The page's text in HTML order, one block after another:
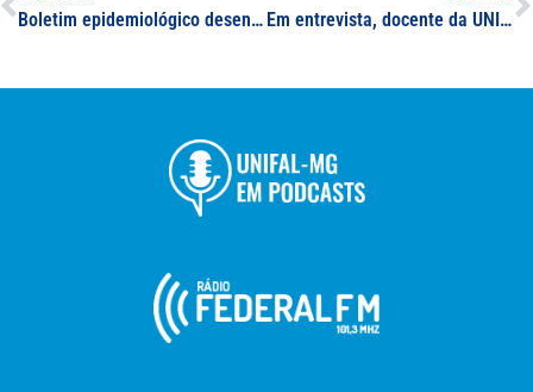
Boletim epidemiológico desenvolvido por pesquisadores da UNIFAL-MG é destaque em jornal da região; dados do estudo indicam tragédia sanitária nunca vista em Minas Gerais Em entrevista, docente da UNIFAL-MG destaca aumento de mortes de pessoas mais jovens, com ou sem comorbidades, por Covid-19